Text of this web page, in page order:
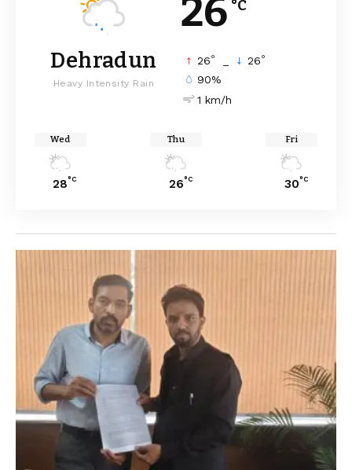
26 °C
Dehradun
Heavy Intensity Rain
26° 26°
90%
1 km/h
Wed
28°C
Thu
26°C
Fri
30°C